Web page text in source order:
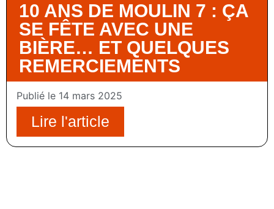
10 ANS DE MOULIN 7 : ÇA
SE FÊTE AVEC UNE
BIÈRE… ET QUELQUES
REMERCIEMENTS
Publié le 14 mars 2025
Lire l'article